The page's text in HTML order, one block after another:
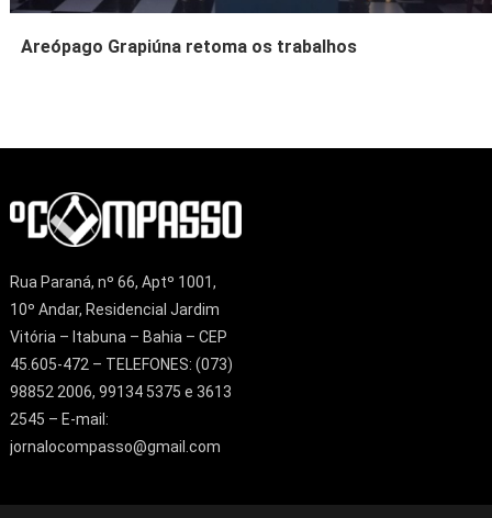
Areópago Grapiúna retoma os trabalhos
Rua Paraná, nº 66, Aptº 1001,
10º Andar, Residencial Jardim
Vitória – Itabuna – Bahia – CEP
45.605-472 – TELEFONES: (073)
98852 2006, 99134 5375 e 3613
2545 – E-mail:
jornalocompasso@gmail.com